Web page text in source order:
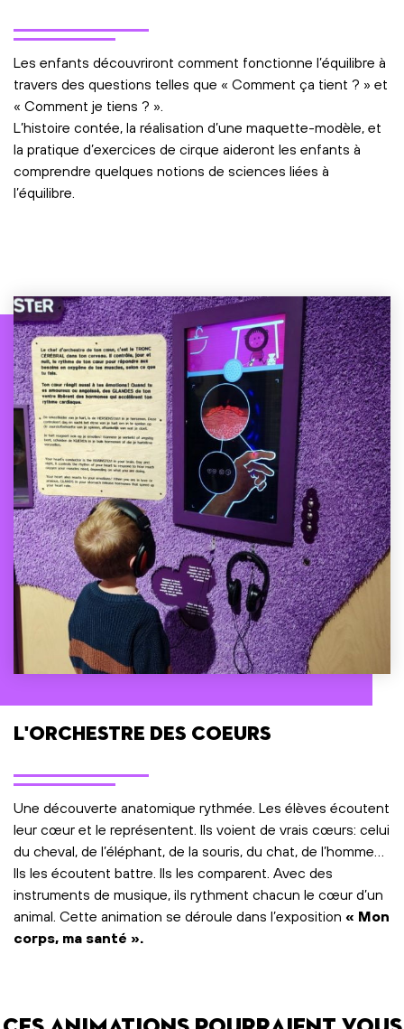
Les enfants découvriront comment fonctionne l’équilibre à
travers des questions telles que « Comment ça tient ? » et
« Comment je tiens ? ».
L’histoire contée, la réalisation d’une maquette-modèle, et
la pratique d’exercices de cirque aideront les enfants à
comprendre quelques notions de sciences liées à
l’équilibre.
L'orchestre des coeurs
Une découverte anatomique rythmée. Les élèves écoutent
leur cœur et le représentent. Ils voient de vrais cœurs: celui
du cheval, de l’éléphant, de la souris, du chat, de l’homme…
Ils les écoutent battre. Ils les comparent. Avec des
instruments de musique, ils rythment chacun le cœur d’un
animal. Cette animation se déroule dans l’exposition « Mon
corps, ma santé ».